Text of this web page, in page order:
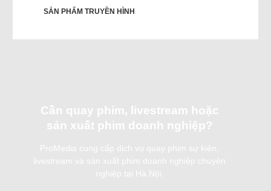
SẢN PHẨM TRUYỀN HÌNH
Cần quay phim, livestream hoặc
sản xuất phim doanh nghiệp?
ProMedia cung cấp dịch vụ quay phim sự kiện,
livestream và sản xuất phim doanh nghiệp chuyên
nghiệp tại Hà Nội.